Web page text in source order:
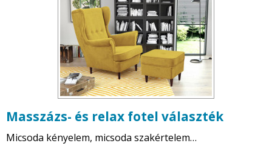
Masszázs- és relax fotel választék
Micsoda kényelem, micsoda szakértelem…